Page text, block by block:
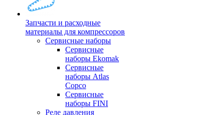
Запчасти и расходные
материалы для компрессоров
Cервисные наборы
Сервисные
наборы Ekomak
Cервисные
наборы Atlas
Copco
Сервисные
наборы FINI
Реле давления